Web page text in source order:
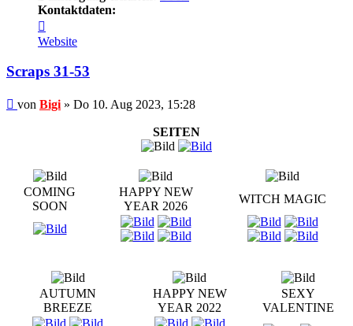
Kontaktdaten:
von
Bigi
Website
Scraps 31-53
Beitrag
von Bigi » Do 10. Aug 2023, 15:28
SEITEN
COMING
SOON
HAPPY NEW
YEAR 2026
WITCH MAGIC
AUTUMN
BREEZE
HAPPY NEW
YEAR 2022
SEXY
VALENTINE